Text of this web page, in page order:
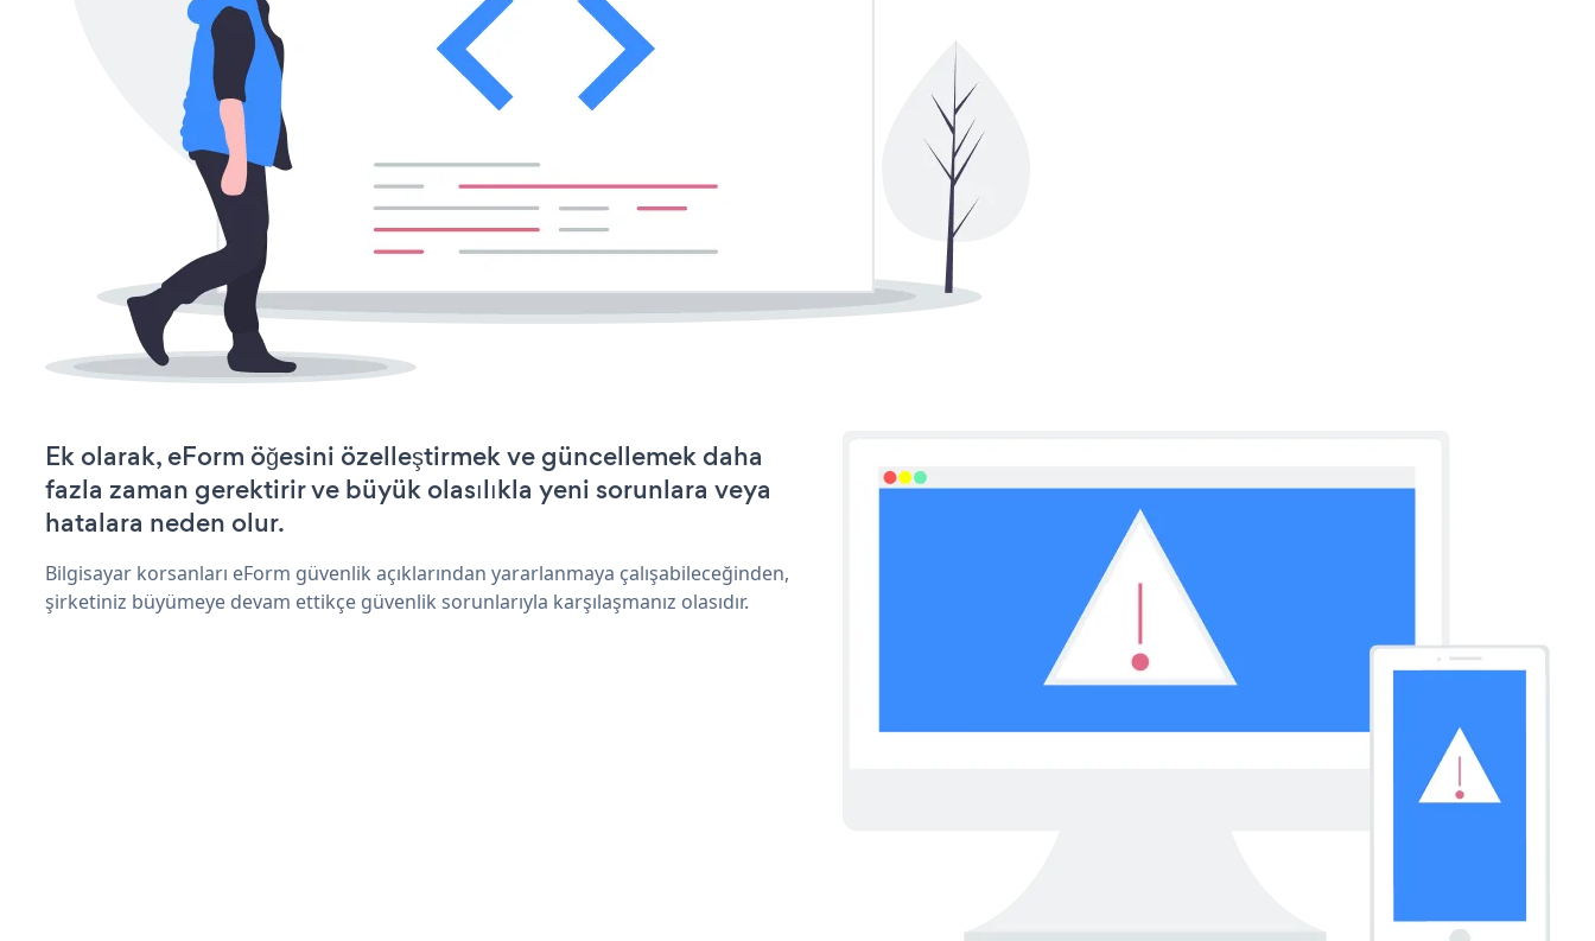
Ek olarak, eForm öğesini özelleştirmek ve güncellemek daha
fazla zaman gerektirir ve büyük olasılıkla yeni sorunlara veya
hatalara neden olur.
Bilgisayar korsanları eForm güvenlik açıklarından yararlanmaya çalışabileceğinden,
şirketiniz büyümeye devam ettikçe güvenlik sorunlarıyla karşılaşmanız olasıdır.